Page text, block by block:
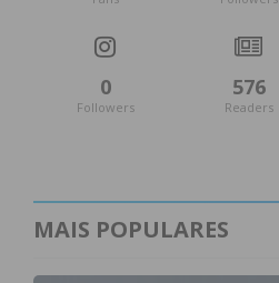
0
Followers
576
Readers
MAIS POPULARES